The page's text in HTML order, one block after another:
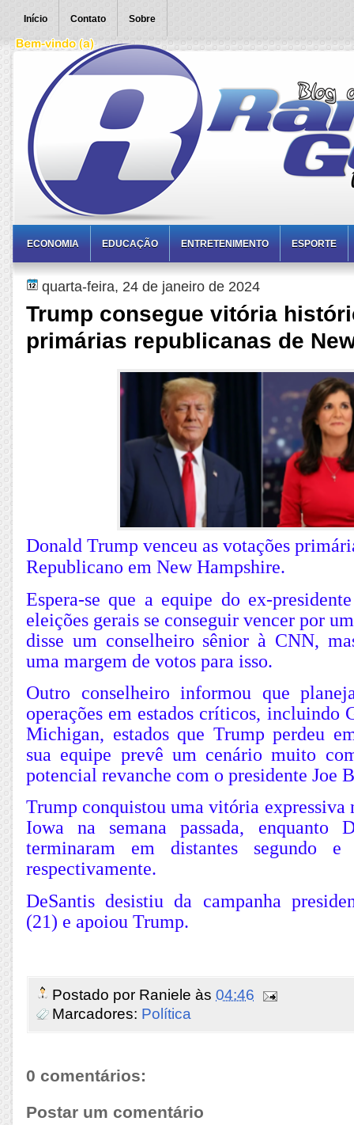
Início Contato Sobre
ECONOMIA EDUCAÇÃO ENTRETENIMENTO ESPORTE
quarta-feira, 24 de janeiro de 2024
Trump consegue vitória
primárias republicanas de
Donald Trump venceu as votações
Republicano em New Hampshire.
Espera-se que a equipe do ex-
eleições gerais se conseguir vencer por
disse um conselheiro sênior à CNN,
uma margem de votos para isso.
Outro conselheiro informou que
operações em estados críticos, incluindo
Michigan, estados que Trump perdeu
sua equipe prevê um cenário muito
potencial revanche com o presidente Joe
Trump conquistou uma vitória expressiva
Iowa na semana passada, enquanto
terminaram em distantes segundo e
respectivamente.
DeSantis desistiu da campanha
(21) e apoiou Trump.
Postado por Raniele às 04:46
Marcadores: Política
0 comentários:
Postar um comentário